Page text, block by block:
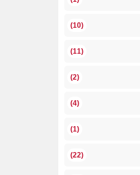
(10)
(11)
(2)
(4)
(1)
(22)